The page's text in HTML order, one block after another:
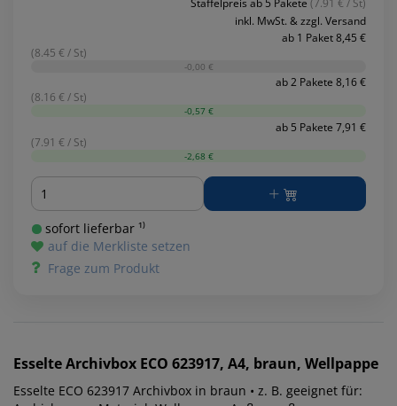
inkl. MwSt. & zzgl. Versand
ab 1 Paket 8,45 €
(8.45 € / St)
-0,00 €
ab 2 Pakete 8,16 €
(8.16 € / St)
-0,57 €
ab 5 Pakete 7,91 €
(7.91 € / St)
-2,68 €
Menge
sofort lieferbar ¹⁾
auf die Merkliste setzen
Frage zum Produkt
EsselteArchivbox ECO 623917, A4, braun, Wellpappe
Esselte ECO 623917 Archivbox in braun • z. B. geeignet für: